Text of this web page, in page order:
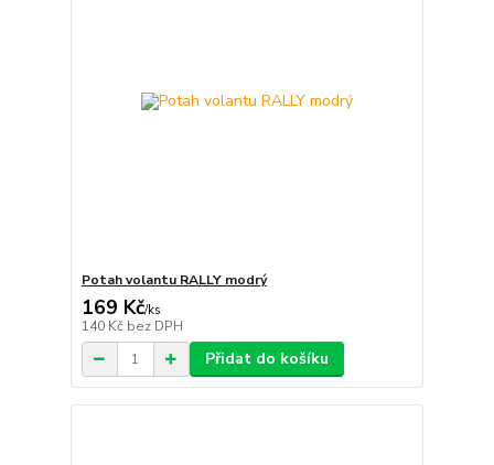
Potah volantu RALLY modrý
169 Kč/ks
140 Kč bez DPH
Přidat do košíku